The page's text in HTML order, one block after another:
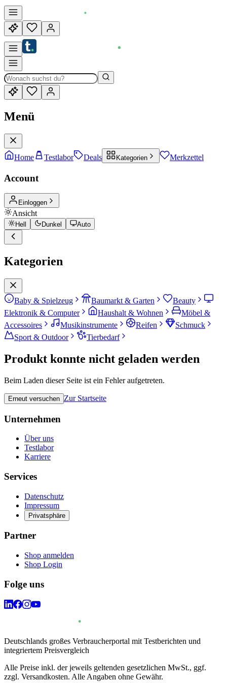
Menü
Home Testlabor Deals Kategorien Merkzettel
Account
Einloggen
Ansicht
Hell Dunkel Auto
Kategorien
Baby & Spielzeug Baumarkt & Garten
Beauty
Elektronik & Computer
Haushalt & Wohnen
Möbel &
Accessoires
Musikinstrumente Reifen
Schmuck
Sport & Outdoor
Tierbedarf
Produkt konnte nicht geladen werden
Beim Laden dieser Seite ist ein Fehler aufgetreten.
Erneut versuchen Zur Startseite
Unternehmen
Über uns
Testlabor
Karriere
Services
Datenschutz
Impressum
Privatsphäre
Partner
Shop anmelden
Shop Login
Folge uns
Deutschlands großes Verbraucherportal mit Testberichten und
integriertem Preisvergleich
Alle Preise inkl. der jeweils geltenden gesetzlichen MwSt., ggf.
zzgl. Versandkosten. Alle Angaben ohne Gewähr.